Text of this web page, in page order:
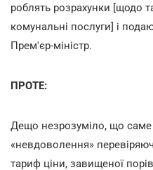
роблять розрахунки [щодо
комунальні послуги] і
Прем'єр-міністр.
ПРОТЕ:
Дещо незрозуміло, що
«невдоволення»
тариф ціни, завищеної